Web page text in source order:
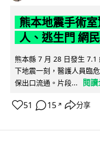
熊本地震手術
人、逃生門 網
熊本縣 7 月 28 日發生
下地震一刻，醫護人員臨
保出口流通。片段...
閱
51 15 ↗ 分享